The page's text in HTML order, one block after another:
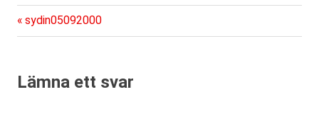
Inläggsnavigering
Föregående
inlägg:
sydin05092000
Lämna ett svar